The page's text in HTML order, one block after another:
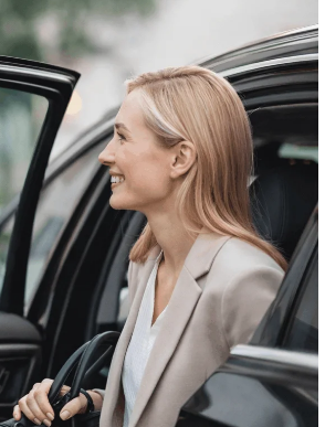
4